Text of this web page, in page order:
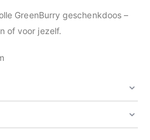
GreenBurry geschenkdoos –
of voor jezelf.